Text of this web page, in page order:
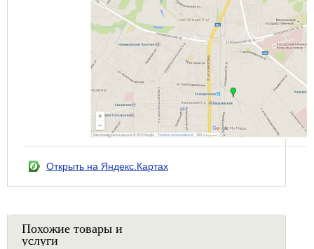
Открыть на Яндекс.Картах
Похожие товары и
услуги